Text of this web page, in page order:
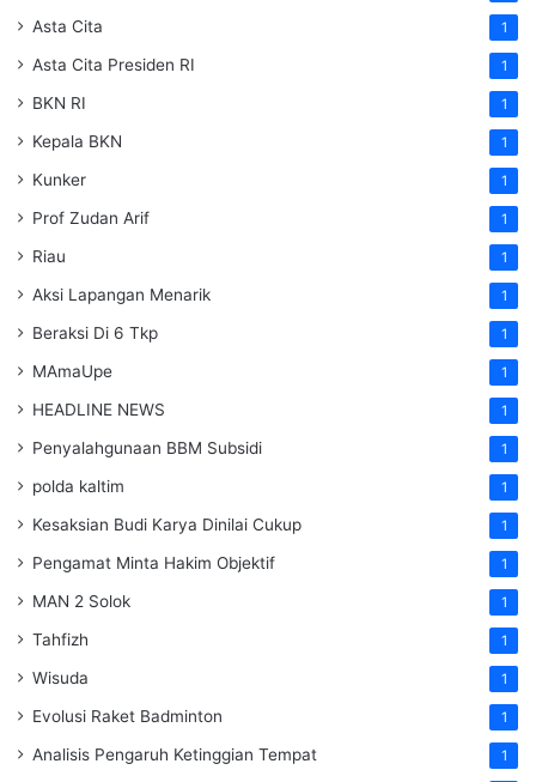
Asta Cita 1
Asta Cita Presiden RI 1
BKN RI 1
Kepala BKN 1
Kunker 1
Prof Zudan Arif 1
Riau 1
Aksi Lapangan Menarik 1
Beraksi Di 6 Tkp 1
MAmaUpe 1
HEADLINE NEWS 1
Penyalahgunaan BBM Subsidi 1
polda kaltim 1
Kesaksian Budi Karya Dinilai Cukup 1
Pengamat Minta Hakim Objektif 1
MAN 2 Solok 1
Tahfizh 1
Wisuda 1
Evolusi Raket Badminton 1
Analisis Pengaruh Ketinggian Tempat 1